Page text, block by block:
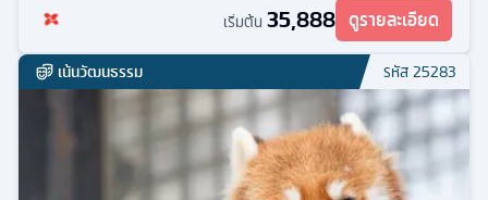
เริ่มต้น 35,888 ดูรายละเอียด
เน้นวัฒนธรรม รหัส25283